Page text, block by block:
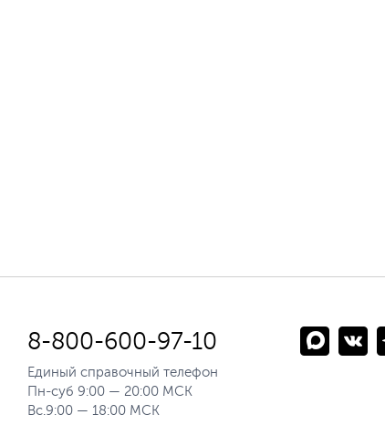
8-800-600-97-10
Единый справочный телефон
Пн-суб 9:00 — 20:00 МСК
Вс.9:00 — 18:00 МСК